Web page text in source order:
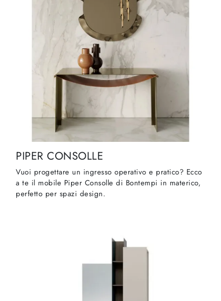
PIPER CONSOLLE
Vuoi progettare un ingresso operativo e pratico? Ecco
a te il mobile Piper Consolle di Bontempi in materico,
perfetto per spazi design.